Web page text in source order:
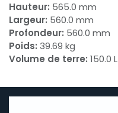
Hauteur: 565.0 mm
Largeur: 560.0 mm
Profondeur: 560.0 mm
Poids: 39.69 kg
Volume de terre: 150.0 L